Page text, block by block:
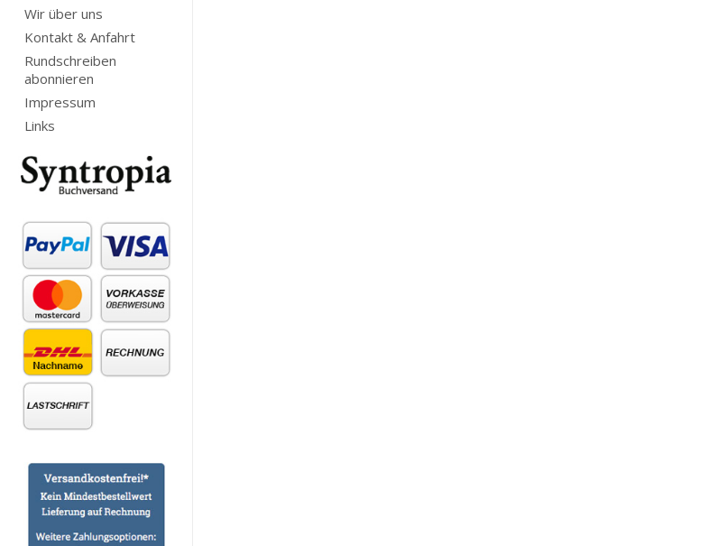
Wir über uns
Kontakt & Anfahrt
Rundschreiben
abonnieren
Impressum
Links